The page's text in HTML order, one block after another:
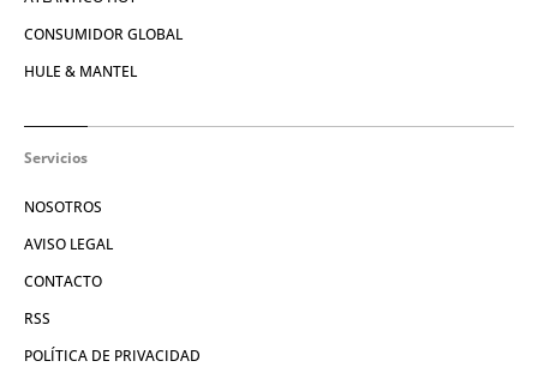
CONSUMIDOR GLOBAL
HULE & MANTEL
Servicios
NOSOTROS
AVISO LEGAL
CONTACTO
RSS
POLÍTICA DE PRIVACIDAD